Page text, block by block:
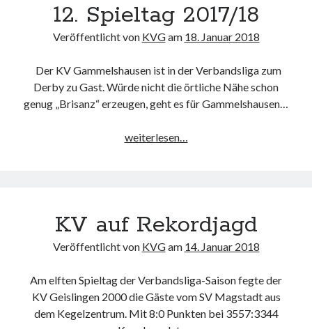
12. Spieltag 2017/18
Veröffentlicht von KVGam 18. Januar 2018
Der KV Gammelshausen ist in der Verbandsliga zum
Derby zu Gast. Würde nicht die örtliche Nähe schon
genug „Brisanz“ erzeugen, geht es für Gammelshausen…
weiterlesen…
KV auf Rekordjagd
Veröffentlicht von KVGam 14. Januar 2018
Am elften Spieltag der Verbandsliga-Saison fegte der
KV Geislingen 2000 die Gäste vom SV Magstadt aus
dem Kegelzentrum. Mit 8:0 Punkten bei 3557:3344